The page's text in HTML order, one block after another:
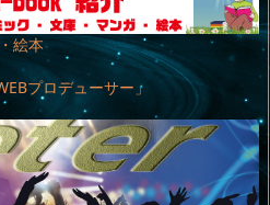
絵本
プロデューサー」